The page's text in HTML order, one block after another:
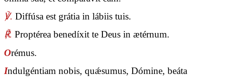
℣. Diffúsa est grátia in lábiis tuis.
℟. Proptérea benedíxit te Deus in ætérnum.
Orémus.
Indulgéntiam nobis, quǽsumus, Dómine, beáta